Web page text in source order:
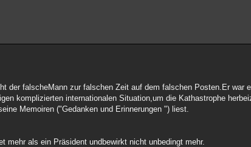
der falscheMann zur falschen Zeit auf dem falschen Posten.Er war
komplizierten internationalen Situation,um die Kathastrophe
Memoiren ("Gedanken und Erinnerungen ") liest.
mehr als ein Präsident undbewirkt nicht unbedingt mehr.